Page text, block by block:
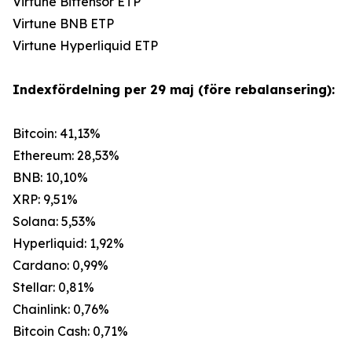
Virtune BNB ETP
Virtune Hyperliquid ETP
Indexfördelning per 29 maj (före rebalansering):
Bitcoin: 41,13%
Ethereum: 28,53%
BNB: 10,10%
XRP: 9,51%
Solana: 5,53%
Hyperliquid: 1,92%
Cardano: 0,99%
Stellar: 0,81%
Chainlink: 0,76%
Bitcoin Cash: 0,71%